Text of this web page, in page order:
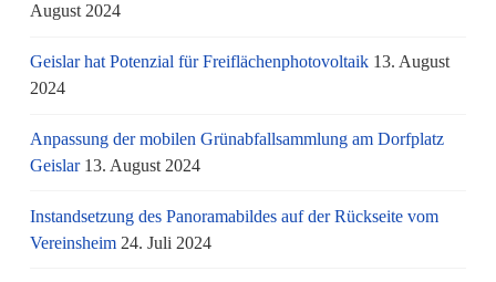
August 2024
Geislar hat Potenzial für Freiflächenphotovoltaik 13. August
2024
Anpassung der mobilen Grünabfallsammlung am Dorfplatz
Geislar 13. August 2024
Instandsetzung des Panoramabildes auf der Rückseite vom
Vereinsheim 24. Juli 2024